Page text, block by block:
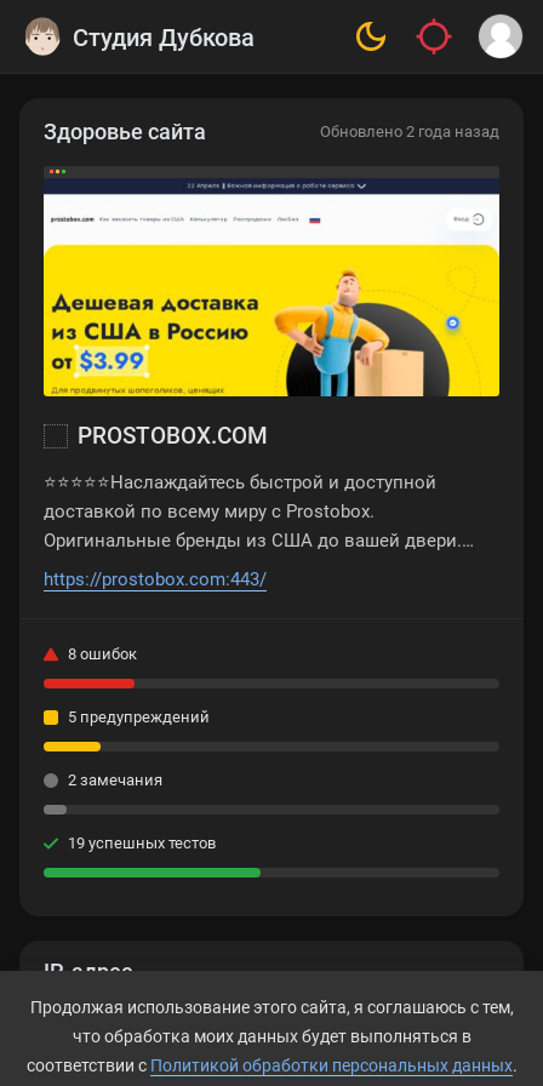
Студия Дубкова
IP-адрес
87.249.36.236
Здоровье сайта Обновлено 2 года назад
PROSTOBOX.COM
⭐⭐⭐⭐⭐Наслаждайтесь быстрой и доступной
доставкой по всему миру с Prostobox.
Оригинальные бренды из США до вашей двери.
Бесплатный адрес в безналоговом штате.
https://prostobox.com:443/
8 ошибок
5 предупреждений
2 замечания
19 успешных тестов
Продолжая использование этого сайта, я соглашаюсь с тем,
что обработка моих данных будет выполняться в
соответствии с Политикой обработки персональных данных.